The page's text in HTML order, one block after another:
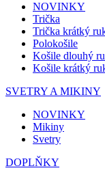
NOVINKY
Trička
Trička krátký
Polokošile
Košile dlouhý
Košile krátký
SVETRY A MIKINY
NOVINKY
Mikiny
Svetry
DOPLŇKY